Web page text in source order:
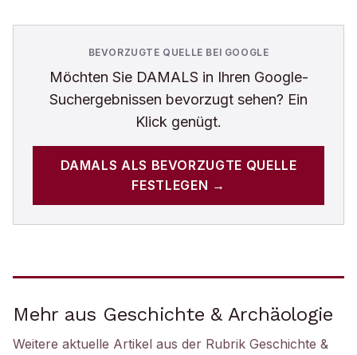
BEVORZUGTE QUELLE BEI GOOGLE
Möchten Sie DAMALS in Ihren Google-
Suchergebnissen bevorzugt sehen? Ein
Klick genügt.
DAMALS ALS BEVORZUGTE QUELLE
FESTLEGEN →
Mehr aus Geschichte & Archäologie
Weitere aktuelle Artikel aus der Rubrik Geschichte &